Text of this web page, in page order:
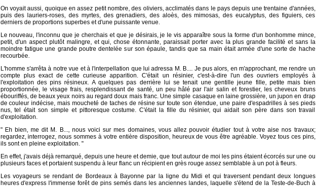
On voyait aussi, quoique en assez petit nombre, des oliviers, acclimatés dans le pays depuis une trentaine d'années,
puis des lauriers-roses, des myrtes, des grenadiers, des aloès, des mimosas, des eucalyptus, des figuiers, ces
derniers de proportions superbes et d'une puissante venue.
Le nouveau, l'inconnu que je cherchais et que je désirais, je le vis apparaître sous la forme d'un bonhomme mince,
petit, d'un aspect plutôt malingre, et qui, chose étonnante, paraissait porter avec la plus grande facilité et sans la
moindre fatigue une grande poutre dentelée sur son épaule, tandis que sa main était armée d'une sorte de hache
recourbée.
L'homme s'arrêta à notre vue et à l'interpellation que lui adressa M. B.... Je pus alors, en m'approchant, me rendre un
compte plus exact de cette curieuse apparition. C'était un résinier, c'est-à-dire l'un des ouvriers employés à
l'exploitation des pins résineux. A quelques pas derrière lui se tenait une gentille jeune fille, petite mais bien
proportionnée, le visage frais, resplendissant de santé, un peu hâlé par l'air salin et forestier, les cheveux bruns
ébouriffés, de beaux yeux noirs au regard doux mais franc. Une simple casaque en laine grossière, un jupon en drap
de couleur indécise, mais moucheté de taches de résine sur toute son étendue, une paire d'espadrilles à ses pieds
nus, tel était son simple et pittoresque costume. C'était la fille du résinier, qui aidait son père dans son travail
d'exploitation.
" Eh bien, me dit M. B..., nous voici sur mes domaines, vous allez pouvoir étudier tout à votre aise nos travaux;
regardez, interrogez, nous sommes à votre entière disposition, heureux de vous être agréable. Voyez tous ces pins,
ils sont en pleine exploitation. "
En effet, j'avais déjà remarqué, depuis une heure et demie, que tout autour de moi les pins étaient écorcés sur une ou
plusieurs faces et portaient suspendu à leur flanc un récipient en grès rouge assez semblable à un pot à fleurs.
Les voyageurs se rendant de Bordeaux à Bayonne par la ligne du Midi et qui traversent pendant deux longues
heures d'express l'immense forêt de pins semés dans les anciennes landes, laquelle s'étend de la Teste-de-Buch à